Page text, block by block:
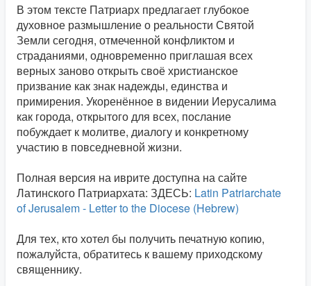
В этом тексте Патриарх предлагает глубокое
духовное размышление о реальности Святой
Земли сегодня, отмеченной конфликтом и
страданиями, одновременно приглашая всех
верных заново открыть своё христианское
призвание как знак надежды, единства и
примирения. Укоренённое в видении Иерусалима
как города, открытого для всех, послание
побуждает к молитве, диалогу и конкретному
участию в повседневной жизни.
Полная версия на иврите доступна на сайте
Латинского Патриархата: ЗДЕСЬ: Latin Patriarchate
of Jerusalem - Letter to the Diocese (Hebrew)
Для тех, кто хотел бы получить печатную копию,
пожалуйста, обратитесь к вашему приходскому
священнику.